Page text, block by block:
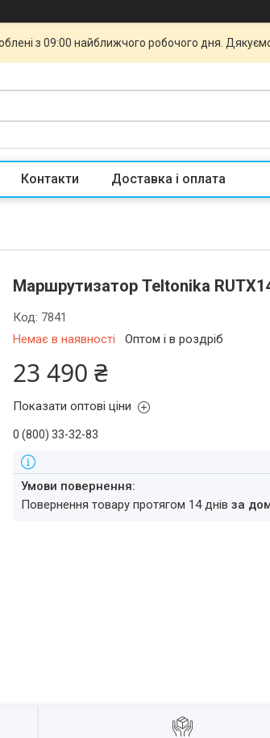
з 09:00 найближчого робочого дня.
Контакти Доставка і оплата
Маршрутизатор Teltonika
Немає в наявності Оптом і в роздріб
Код: 7841
23 490 ₴
Показати оптові ціни
0 (800) 33-32-83
повернення товару протягом 14 днівза